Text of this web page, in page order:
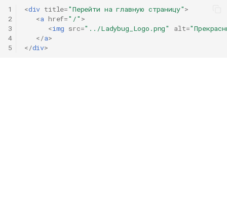
1
2
3
4
5
<div title="Перейти на главную страницу">
<a href="/" >
<img src="../Ladybug_Logo.png" alt=
</a>
</div>